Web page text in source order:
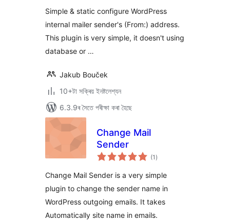
Simple & static configure WordPress
internal mailer sender's (From:) address.
This plugin is very simple, it doesn't using
database or …
Jakub Bouček
10+টা সক্ৰিয় ইনষ্টলেশ্যন
6.3.9ৰ সৈতে পৰীক্ষা কৰা হৈছে
Change Mail
Sender
(1 টা
মুঠ)
Change Mail Sender is a very simple
plugin to change the sender name in
WordPress outgoing emails. It takes
Automatically site name in emails.